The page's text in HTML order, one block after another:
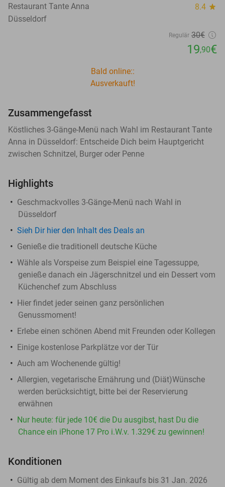
Restaurant Tante Anna 8.4 star
Düsseldorf
Regulär 30€
19,90€
Bald online::
Ausverkauft!
Zusammengefasst
Köstliches 3-Gänge-Menü nach Wahl im Restaurant Tante
Anna in Düsseldorf: Entscheide Dich beim Hauptgericht
zwischen Schnitzel, Burger oder Penne
Highlights
Geschmackvolles 3-Gänge-Menü nach Wahl in
Düsseldorf
Sieh Dir hier den Inhalt des Deals an
Genieße die traditionell deutsche Küche
Wähle als Vorspeise zum Beispiel eine Tagessuppe,
genieße danach ein Jägerschnitzel und ein Dessert vom
Küchenchef zum Abschluss
Hier findet jeder seinen ganz persönlichen
Genussmoment!
Erlebe einen schönen Abend mit Freunden oder Kollegen
Einige kostenlose Parkplätze vor der Tür
Auch am Wochenende gültig!
Allergien, vegetarische Ernährung und (Diät)Wünsche
werden berücksichtigt, bitte bei der Reservierung
erwähnen
Nur heute: für jede 10€ die Du ausgibst, hast Du die
Chance ein iPhone 17 Pro i.W.v. 1.329€ zu gewinnen!
Konditionen
Gültig ab dem Moment des Einkaufs bis 31 Jan. 2026